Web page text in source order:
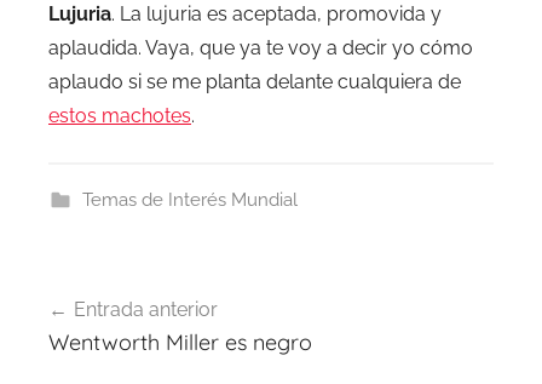
Lujuria. La lujuria es aceptada, promovida y
aplaudida. Vaya, que ya te voy a decir yo cómo
aplaudo si se me planta delante cualquiera de
estos machotes.
Temas de Interés Mundial
de
Entrada anterior
Wentworth Miller es negro